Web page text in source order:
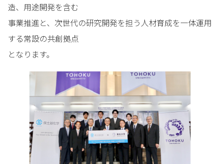
造、用途開発を含む
事業推進と、次世代の研究開発を担う人材育成を一体運用
する常設の共創拠点
となります。